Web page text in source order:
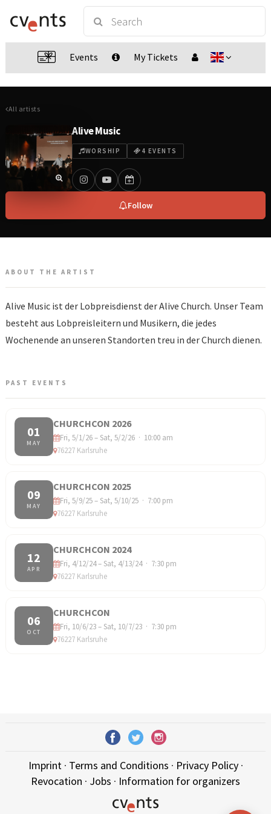
Events My Tickets
All artists
Alive Music
WORSHIP 4 EVENTS
Follow
ABOUT THE ARTIST
Alive Music ist der Lobpreisdienst der Alive Church. Unser Team
besteht aus Lobpreisleitern und Musikern, die jedes
Wochenende an unseren Standorten treu in der Church dienen.
PAST EVENTS
01
MAY
CHURCHCON 2026
Fri, 5/1/26 – Sat, 5/2/26 · 10:00 am
76227 Karlsruhe
09
MAY
CHURCHCON 2025
Fri, 5/9/25 – Sat, 5/10/25 · 7:00 pm
76227 Karlsruhe
12
APR
CHURCHCON 2024
Fri, 4/12/24 – Sat, 4/13/24 · 7:30 pm
76227 Karlsruhe
06
OCT
CHURCHCON
Fri, 10/6/23 – Sat, 10/7/23 · 7:30 pm
76227 Karlsruhe
Imprint· Terms and Conditions · Privacy Policy·
Revocation · Jobs · Information for organizers